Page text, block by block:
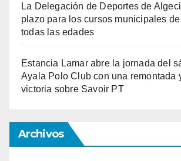
La Delegación de Deportes de
plazo para los cursos municipales
todas las edades
Estancia Lamar abre la jornada del
Ayala Polo Club con una remontada
victoria sobre Savoir PT
Archivos